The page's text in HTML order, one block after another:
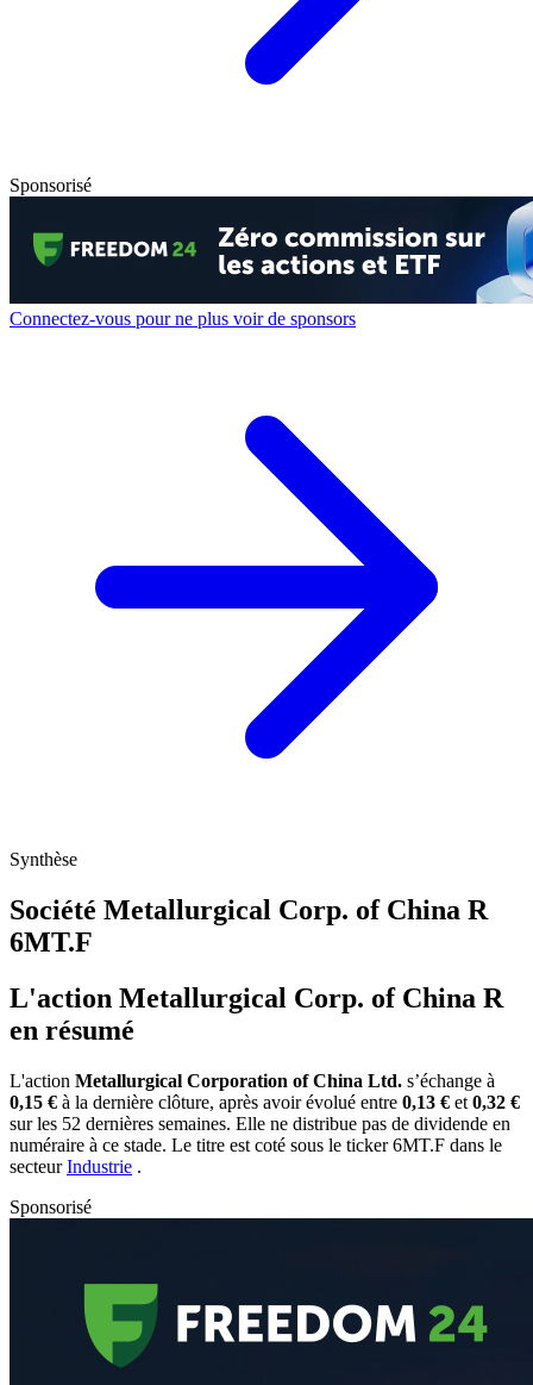
Sponsorisé
Connectez-vous pour ne plus voir de sponsors
Synthèse
Société Metallurgical Corp. of China R
6MT.F
L'action Metallurgical Corp. of China R
en résumé
L'action Metallurgical Corporation of China Ltd. s’échange à
0,15 € à la dernière clôture, après avoir évolué entre 0,13 € et 0,32 €
sur les 52 dernières semaines. Elle ne distribue pas de dividende en
numéraire à ce stade. Le titre est coté sous le ticker6MT.F dans le
secteurIndustrie .
Sponsorisé